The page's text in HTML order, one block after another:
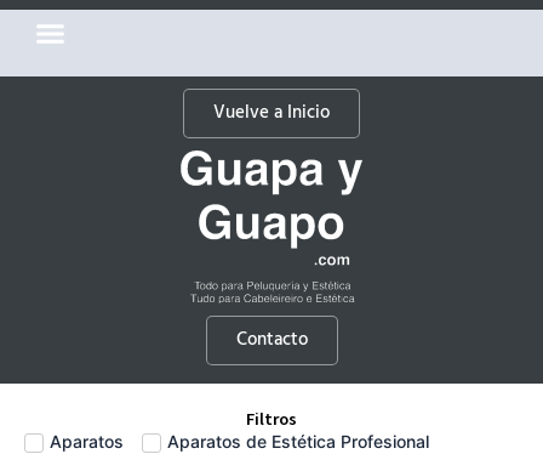
Vuelve a Inicio
Contacto
Filtros
Aparatos
Aparatos de Estética Profesional